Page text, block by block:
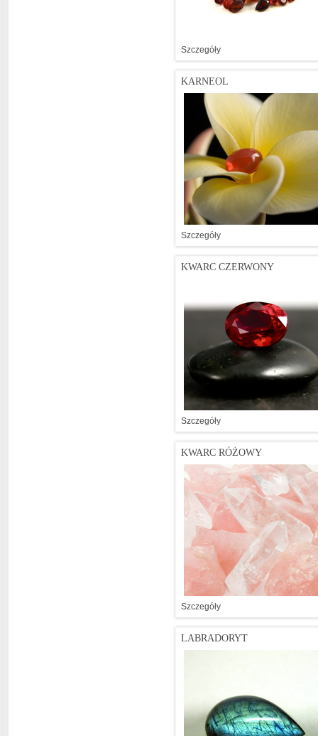
Szczegóły
KARNEOL
Szczegóły
KWARC CZERWONY
Szczegóły
KWARC RÓŻOWY
Szczegóły
LABRADORYT